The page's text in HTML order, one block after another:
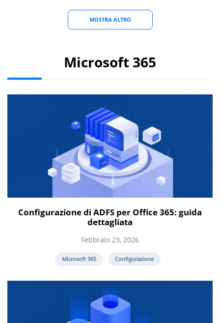
MOSTRA ALTRO
Microsoft 365
Configurazione di ADFS per Office 365: guida
dettagliata
Febbraio 23, 2026
Microsoft 365 Configurazione